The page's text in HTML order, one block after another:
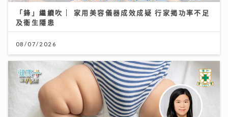
「鋒」繼續吹 | 家用美容儀器成效成疑 行家揭功率不足
及衞生隱患
08/07/2026